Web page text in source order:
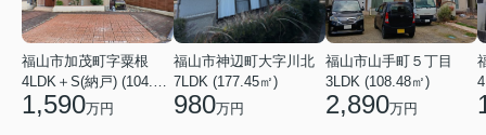
福山市加茂町字粟根
1,590万円
福山市神辺町大字川北
7LDK (177.45㎡)
980万円
福山市山手町５丁目
3LDK (108.48㎡)
2,890万円